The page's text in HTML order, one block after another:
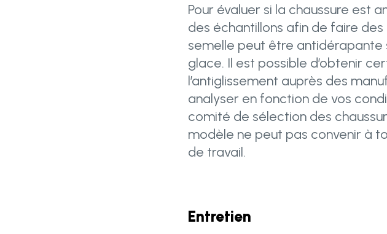
Pour évaluer si la chaussure est
des échantillons afin de faire
semelle peut être antidérapante
glace. Il est possible d’obtenir
l’antiglissement auprès des
analyser en fonction de vos
comité de sélection des
modèle ne peut pas convenir à
de travail.
Entretien